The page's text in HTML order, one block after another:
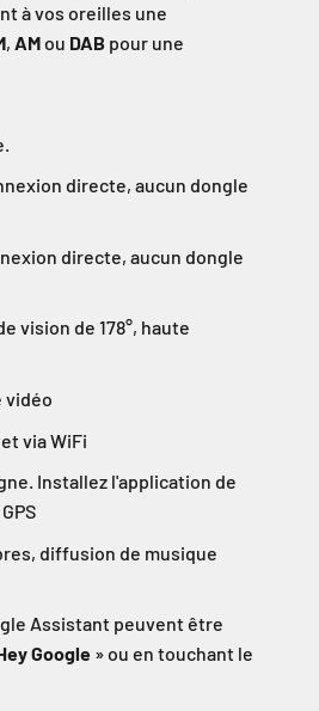
à vos oreilles une
, AMou DAB pour une
directe, aucun dongle
directe, aucun dongle
vision de 178°, haute
vidéo
via WiFi
Installez l'application de
diffusion de musique
Assistant peuvent être
Google » ou en touchant le